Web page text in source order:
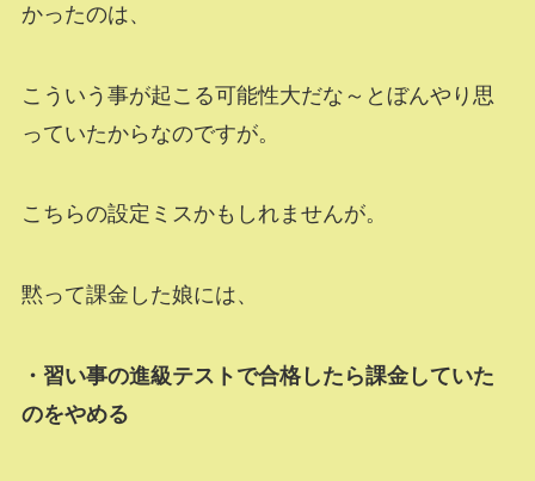
かったのは、
こういう事が起こる可能性大だな～とぼんやり思
っていたからなのですが。
こちらの設定ミスかもしれませんが。
黙って課金した娘には、
・習い事の進級テストで合格したら課金していた
のをやめる